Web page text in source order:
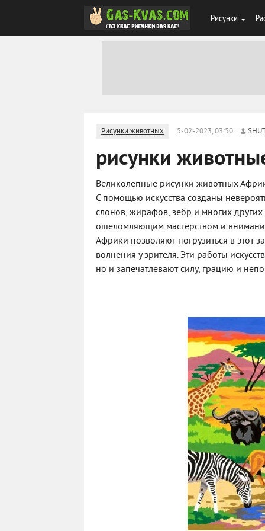
Рисунки
Рисунки животных 5-02-2023, 03:50
рисунки
Великолепные рисунки животных
С помощью искусства созданы
слонов, жирафов, зебр и многих
ошеломляющим мастерством и
Африки позволяют погрузиться в этот
волнения у зрителя. Эти работы
но и запечатлевают силу, грацию и